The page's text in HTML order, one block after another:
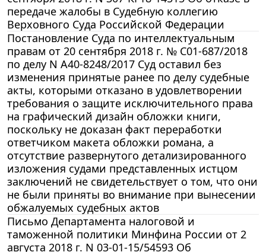
передаче жалобы в Судебную коллегию
Верховного Суда Российской Федерации
Постановление Суда по интеллектуальным
правам от 20 сентября 2018 г. № С01-687/2018
по делу N А40-8248/2017 Суд оставил без
изменения принятые ранее по делу судебные
акты, которыми отказано в удовлетворении
требования о защите исключительного права
на графический дизайн обложки книги,
поскольку не доказан факт переработки
ответчиком макета обложки романа, а
отсутствие развернутого детализированного
изложения судами представленных истцом
заключений не свидетельствует о том, что они
не были приняты во внимание при вынесении
обжалуемых судебных актов
Письмо Департамента налоговой и
таможенной политики Минфина России от 2
августа 2018 г. N 03-01-15/54593 Об